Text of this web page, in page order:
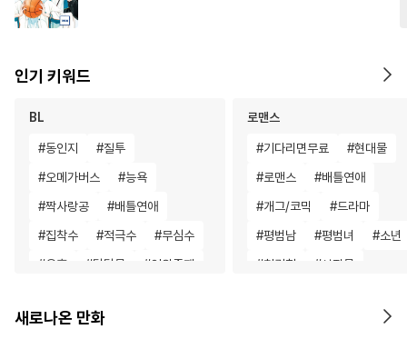
인기 키워드
BL
#동인지 #질투
#오메가버스 #능욕
#짝사랑공 #배틀연애
#집착수 #적극수 #무심수
#유혹 #달달물 #인외존재
#순정수 #능력수
로맨스
#기다리면무료 #현대물
#로맨스 #배틀연애
#개그/코믹 #드라마
#평범남 #평범녀 #소년
#첫경험 #성장물
새로나온 만화